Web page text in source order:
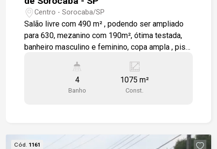
Centro - Sorocaba/SP
Salão livre com 490 m² , podendo ser ampliado
para 630, mezanino com 190m², ótima testada,
banheiro masculino e feminino, copa ampla , piso
para te atender. Gostaria de saber mais
informações ou agendar uma visita?
4
Banho
1075 m²
Const.
Cód. 1161